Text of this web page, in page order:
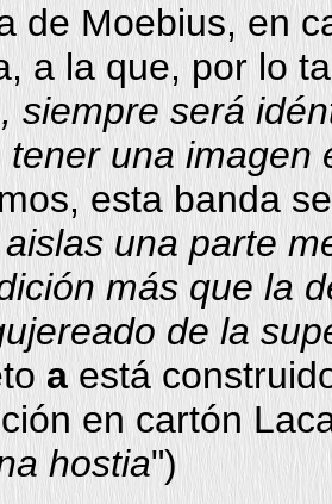
de Moebius, en
a la que, por lo
siempre será
tener una imagen
esta banda
una parte
más que la
de la
a está
en cartón
hostia")